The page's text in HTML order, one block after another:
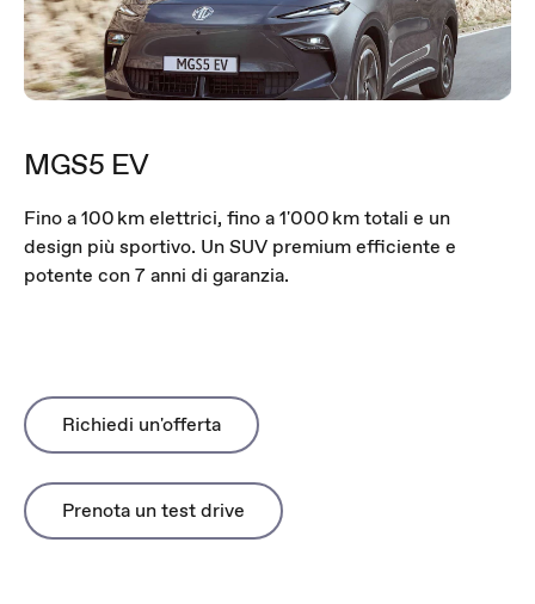
MGS5 EV
Fino a 100 km elettrici, fino a 1'000 km totali e un
design più sportivo. Un SUV premium efficiente e
potente con 7 anni di garanzia.
Richiedi un'offerta
Prenota un test drive